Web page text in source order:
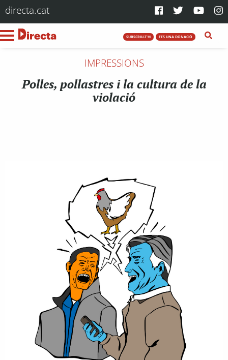
directa.cat
SUBSCRIU-T'HI FES UNA DONACIÓ
IMPRESSIONS
Polles, pollastres i la cultura de la
violació